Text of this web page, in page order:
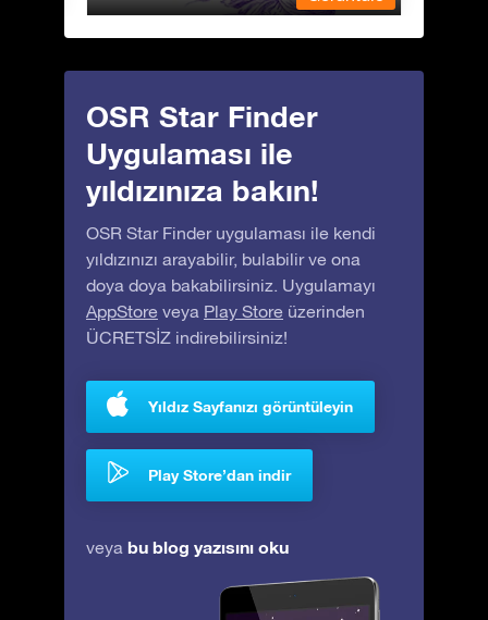
OSR Star Finder
Uygulaması ile
yıldızınıza bakın!
OSR Star Finder uygulaması ile kendi
yıldızınızı arayabilir, bulabilir ve ona
doya doya bakabilirsiniz. Uygulamayı
AppStore veya Play Store üzerinden
ÜCRETSİZ indirebilirsiniz!
Yıldız Sayfanızı görüntüleyin
Play Store’dan indir
veya bu blog yazısını oku